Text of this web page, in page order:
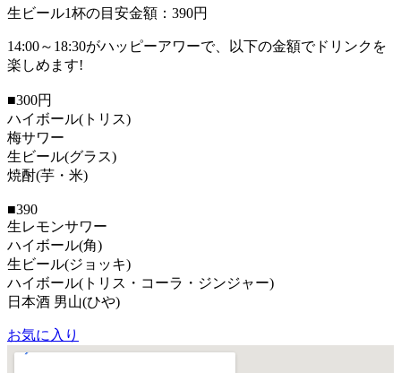
生ビール1杯の目安金額：390円
14:00～18:30がハッピーアワーで、以下の金額でドリンクを
楽しめます!
■300円
ハイボール(トリス)
梅サワー
生ビール(グラス)
焼酎(芋・米)
■390
生レモンサワー
ハイボール(角)
生ビール(ジョッキ)
ハイボール(トリス・コーラ・ジンジャー)
日本酒 男山(ひや)
お気に入り